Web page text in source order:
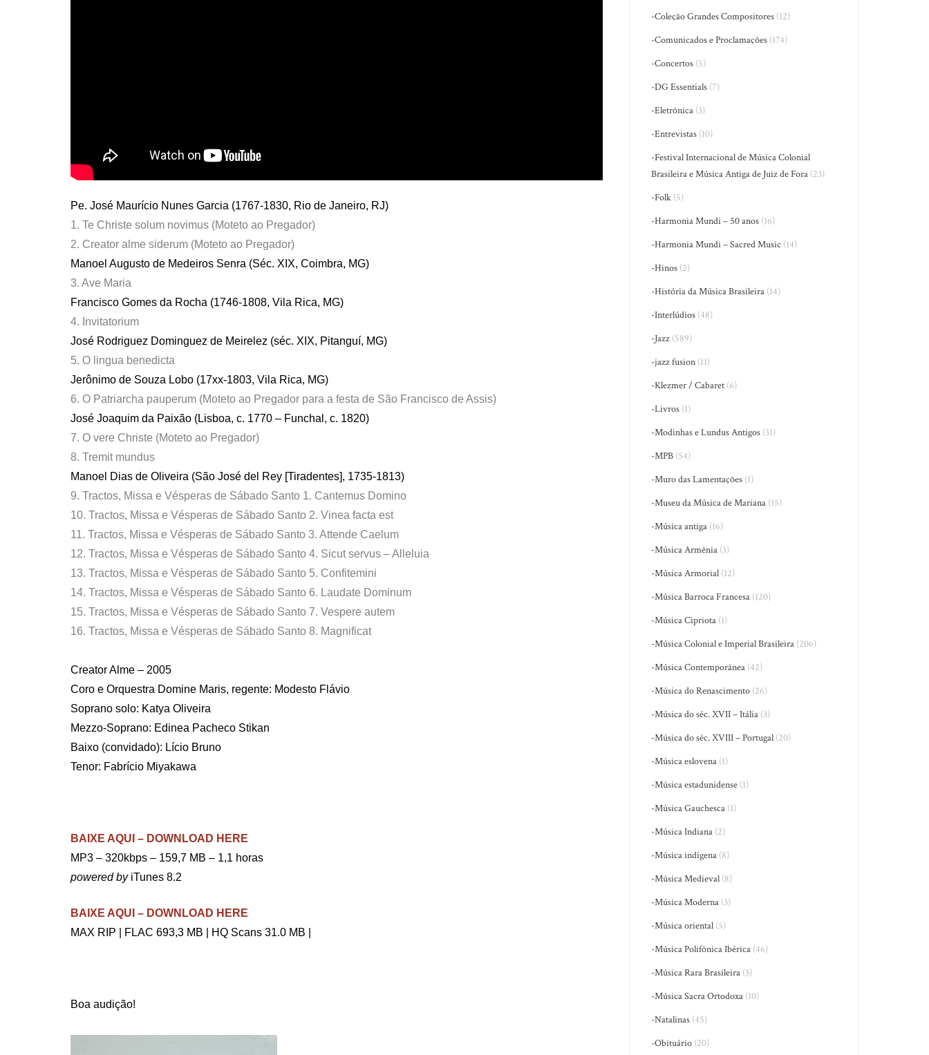
Pe. José Maurício Nunes Garcia (1767-1830, Rio de Janeiro, RJ)
1. Te Christe solum novimus (Moteto ao Pregador)
2. Creator alme siderum (Moteto ao Pregador)
Manoel Augusto de Medeiros Senra (Séc. XIX, Coimbra, MG)
3. Ave Maria
Francisco Gomes da Rocha (1746-1808, Vila Rica, MG)
4. Invitatorium
José Rodriguez Dominguez de Meirelez (séc. XIX, Pitanguí, MG)
5. O lingua benedicta
Jerônimo de Souza Lobo (17xx-1803, Vila Rica, MG)
6. O Patriarcha pauperum (Moteto ao Pregador para a festa de São Francisco de Assis)
José Joaquim da Paixão (Lisboa, c. 1770 – Funchal, c. 1820)
7. O vere Christe (Moteto ao Pregador)
8. Tremit mundus
Manoel Dias de Oliveira (São José del Rey [Tiradentes], 1735-1813)
9. Tractos, Missa e Vésperas de Sábado Santo 1. Cantemus Domino
10. Tractos, Missa e Vésperas de Sábado Santo 2. Vinea facta est
11. Tractos, Missa e Vésperas de Sábado Santo 3. Attende Caelum
12. Tractos, Missa e Vésperas de Sábado Santo 4. Sicut servus – Alleluia
13. Tractos, Missa e Vésperas de Sábado Santo 5. Confitemini
14. Tractos, Missa e Vésperas de Sábado Santo 6. Laudate Dominum
15. Tractos, Missa e Vésperas de Sábado Santo 7. Vespere autem
16. Tractos, Missa e Vésperas de Sábado Santo 8. Magnificat
Creator Alme – 2005
Coro e Orquestra Domine Maris, regente: Modesto Flávio
Soprano solo: Katya Oliveira
Mezzo-Soprano: Edinea Pacheco Stikan
Baixo (convidado): Lício Bruno
Tenor: Fabrício Miyakawa
BAIXE AQUI – DOWNLOAD HERE
MP3 – 320kbps – 159,7 MB – 1,1 horas
powered byiTunes 8.2
BAIXE AQUI – DOWNLOAD HERE
MAX RIP | FLAC 693,3 MB | HQ Scans 31.0 MB |
Boa audição!
-Coleção Grandes Compositores (12)
-Comunicados e Proclamações (174)
-Concertos (5)
-DG Essentials (7)
-Eletrônica (3)
-Entrevistas (10)
-Festival Internacional de Música Colonial
Brasileira e Música Antiga de Juiz de Fora (23)
-Folk (5)
-Harmonia Mundi – 50 anos (16)
-Harmonia Mundi – Sacred Music (14)
-Hinos (2)
-História da Música Brasileira (14)
-Interlúdios (48)
-Jazz (589)
-jazz fusion (11)
-Klezmer / Cabaret (6)
-Livros (1)
-Modinhas e Lundus Antigos (31)
-MPB (54)
-Muro das Lamentações (1)
-Museu da Música de Mariana (15)
-Música antiga (16)
-Música Armênia (3)
-Música Armorial (12)
-Música Barroca Francesa (120)
-Música Cipriota (1)
-Música Colonial e Imperial Brasileira (206)
-Música Contemporânea (42)
-Música do Renascimento (26)
-Música do séc. XVII – Itália (3)
-Música do séc. XVIII – Portugal (20)
-Música eslovena (1)
-Música estadunidense (1)
-Música Gauchesca (1)
-Música Indiana (2)
-Música indígena (8)
-Música Medieval (8)
-Música Moderna (3)
-Música oriental (5)
-Música Polifônica Ibérica (46)
-Música Rara Brasileira (3)
-Música Sacra Ortodoxa (10)
-Natalinas (45)
-Obituário (20)